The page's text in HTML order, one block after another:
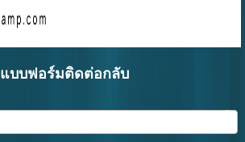
แบบฟอร์มติดต่อกลับ